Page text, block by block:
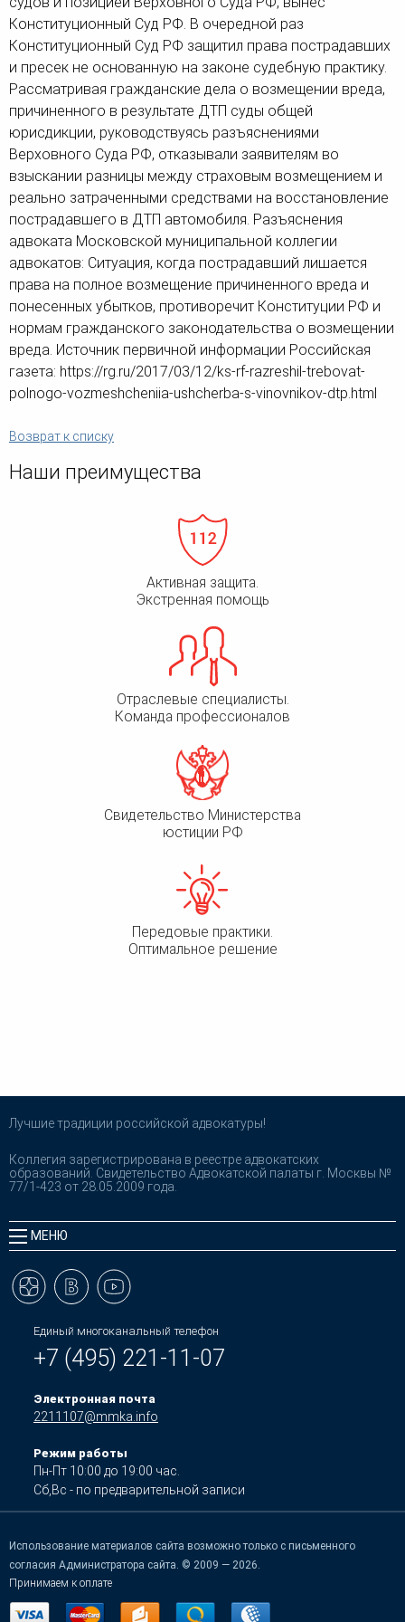
Видео ММКА
Миграционное право
Неимущественные права
Страхование
Для юридических лиц
Споры по строительному
Страховые споры
Таможенный адвокат
Уголовные споры
Урегулирование споров в
досудебном порядке
Суды
человека (Страсбург)
Конституционный Суд РФ
Конституционный Суд РФ. В очередной раз
Конституционный Суд РФ защитил права пострадавших
и пресек не основанную на законе судебную практику.
Рассматривая гражданские дела о возмещении вреда,
причиненного в результате ДТП суды общей
юрисдикции, руководствуясь разъяснениями
Верховного Суда РФ, отказывали заявителям во
взыскании разницы между страховым возмещением и
реально затраченными средствами на восстановление
пострадавшего в ДТП автомобиля. Разъяснения
адвоката Московской муниципальной коллегии
адвокатов: Ситуация, когда пострадавший лишается
права на полное возмещение причиненного вреда и
понесенных убытков, противоречит Конституции РФ и
нормам гражданского законодательства о возмещении
вреда. Источник первичной информации Российская
газета: https://rg.ru/2017/03/12/ks-rf-razreshil-trebovat-
polnogo-vozmeshcheniia-ushcherba-s-vinovnikov-dtp.html
Возврат к списку
Наши преимущества
Активная защита.
Экстренная помощь
Отраслевые специалисты.
Команда профессионалов
Свидетельство Министерства
юстиции РФ
Передовые практики.
Оптимальное решение
Лучшие традиции российской адвокатуры!
Коллегия зарегистрирована в реестре адвокатских
образований. Свидетельство Адвокатской палаты г. Москвы №
77/1-423 от 28.05.2009 года.
МЕНЮ
Единый многоканальный телефон
+7 (495) 221-11-07
Электронная почта
2211107@mmka.info
Режим работы
Пн-Пт 10:00 до 19:00 час.
Сб,Вс - по предварительной записи
Использование материалов сайта возможно только с письменного
согласия Администратора сайта. © 2009 — 2026.
Принимаем к оплате